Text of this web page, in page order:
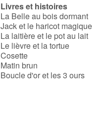
Livres et histoires
La Belle au bois dormant
Jack et le haricot magique
La laitière et le pot au lait
Le lièvre et la tortue
Cosette
Matin brun
Boucle d'or et les 3 ours